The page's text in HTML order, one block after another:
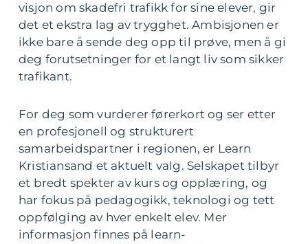
visjon om skadefri trafikk for sine elever, gir
det et ekstra lag av trygghet. Ambisjonen er
ikke bare å sende deg opp til prøve, men å gi
deg forutsetninger for et langt liv som sikker
trafikant.
For deg som vurderer førerkort og ser etter
en profesjonell og strukturert
samarbeidspartner i regionen, er Learn
Kristiansand et aktuelt valg. Selskapet tilbyr
et bredt spekter av kurs og opplæring, og
har fokus på pedagogikk, teknologi og tett
oppfølging av hver enkelt elev. Mer
informasjon finnes på learn-